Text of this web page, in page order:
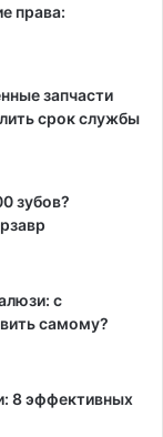
права:
запчасти
срок службы
зубов?
с
самому?
8 эффективных